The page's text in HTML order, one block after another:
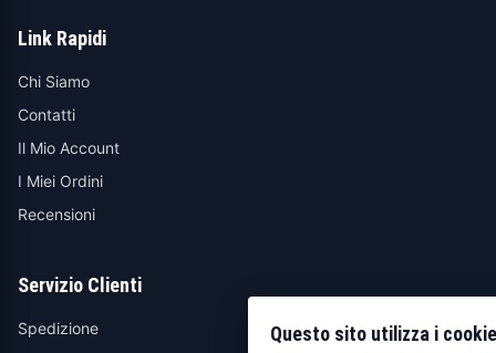
Link Rapidi
Chi Siamo
Contatti
Il Mio Account
I Miei Ordini
Recensioni
Servizio Clienti
Spedizione
Questo sito utilizza i cookie